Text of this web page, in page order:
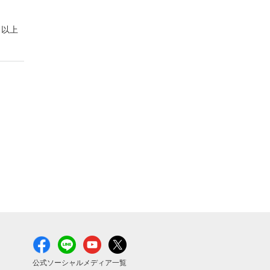
以上
公式ソーシャルメディア一覧